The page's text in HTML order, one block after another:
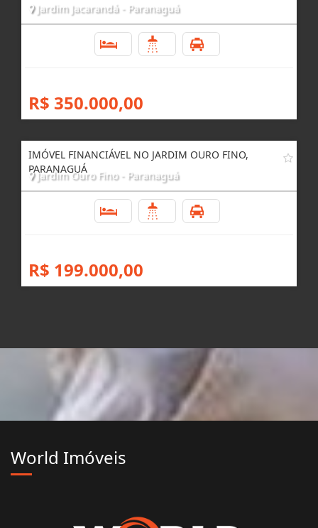
Jardim Jacarandá - Paranaguá
R$ 350.000,00
IMÓVEL FINANCIÁVEL NO JARDIM OURO FINO,
PARANAGUÁ
Jardim Ouro Fino - Paranaguá
R$ 199.000,00
World Imóveis